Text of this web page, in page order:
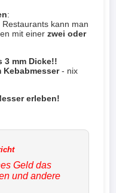
:
kann man
mit einerzwei oder
3 mm Dicke!!
Kebabmesser- nix
erleben!
Geld das
und andere